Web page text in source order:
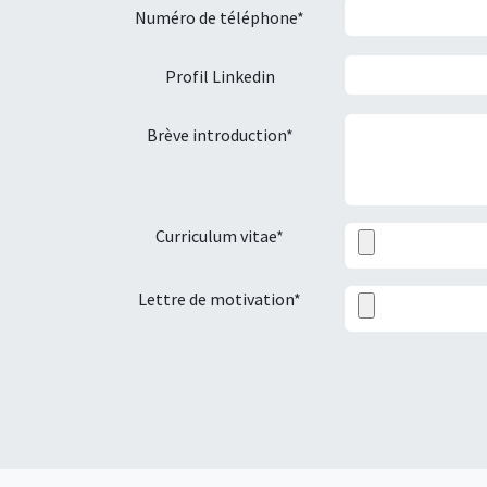
Numéro de téléphone*
Profil Linkedin
Brève introduction*
Curriculum vitae*
Lettre de motivation*